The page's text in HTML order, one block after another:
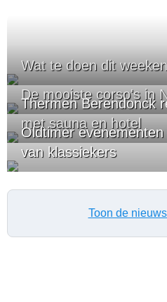
Wat te doen dit
De mooiste corso's in
Thermen Berendonck
met sauna en hotel
Oldtimer
van klassiekers
Toon de